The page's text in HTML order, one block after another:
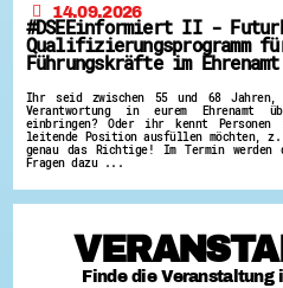
#DSEEinformiert II -
Qualifizierungsprogramm
Führungskräfte im Ehrenamt
14.09.2026
Ihr seid zwischen 55 und 68 Jahren,
Verantwortung in eurem Ehrenamt
einbringen? Oder ihr kennt
leitende Position ausfüllen möchten,
genau das Richtige! Im Termin
Fragen dazu ...
Finde die Veranstaltung